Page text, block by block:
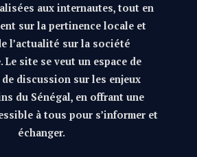
aux internautes, tout en
sur la pertinence locale et
l’actualité sur la société
Le site se veut un espace de
discussion sur les enjeux
du Sénégal, en offrant une
à tous pour s’informer et
échanger.